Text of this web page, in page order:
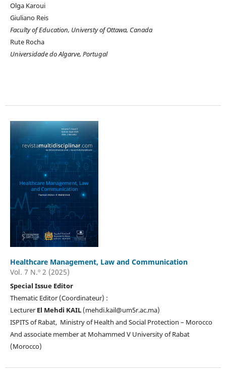
Olga Karoui
Giuliano Reis
Faculty of Education, Universty of Ottawa, Canada
Rute Rocha
Universidade do Algarve, Portugal
Healthcare Management, Law and Communication
Vol. 7 N.º 2 (2025)
Special Issue Editor
Thematic Editor (Coordinateur) :
Lecturer El Mehdi KAIL(mehdi.kail@um5r.ac.ma)
ISPITS of Rabat, Ministry of Health and Social Protection – Morocco
And associate member at Mohammed V University of Rabat
(Morocco)